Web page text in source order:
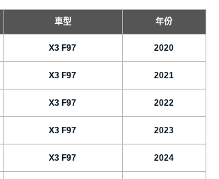
車型 年份
X3 F97 2020
X3 F97 2021
X3 F97 2022
X3 F97 2023
X3 F97 2024